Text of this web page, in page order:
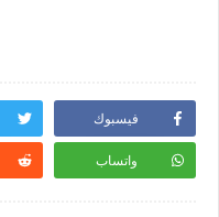
فيسبوك
واتساب